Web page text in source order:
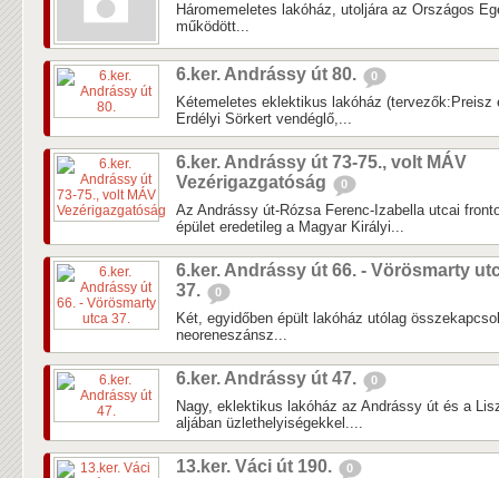
Háromemeletes lakóház, utoljára az Országos
működött...
6.ker. Andrássy út 80. 0
Kétemeletes eklektikus lakóház (tervezők:Preisz
Erdélyi Sörkert vendéglő,...
6.ker. Andrássy út 73-75., volt MÁV
Vezérigazgatóság
0
Az Andrássy út-Rózsa Ferenc-Izabella utcai
épület eredetileg a Magyar Királyi...
6.ker. Andrássy út 66. - Vörösmarty
37.
0
Két, egyidőben épült lakóház utólag
neoreneszánsz...
6.ker. Andrássy út 47. 0
Nagy, eklektikus lakóház az Andrássy út és a
aljában üzlethelyiségekkel....
13.ker. Váci út 190. 0